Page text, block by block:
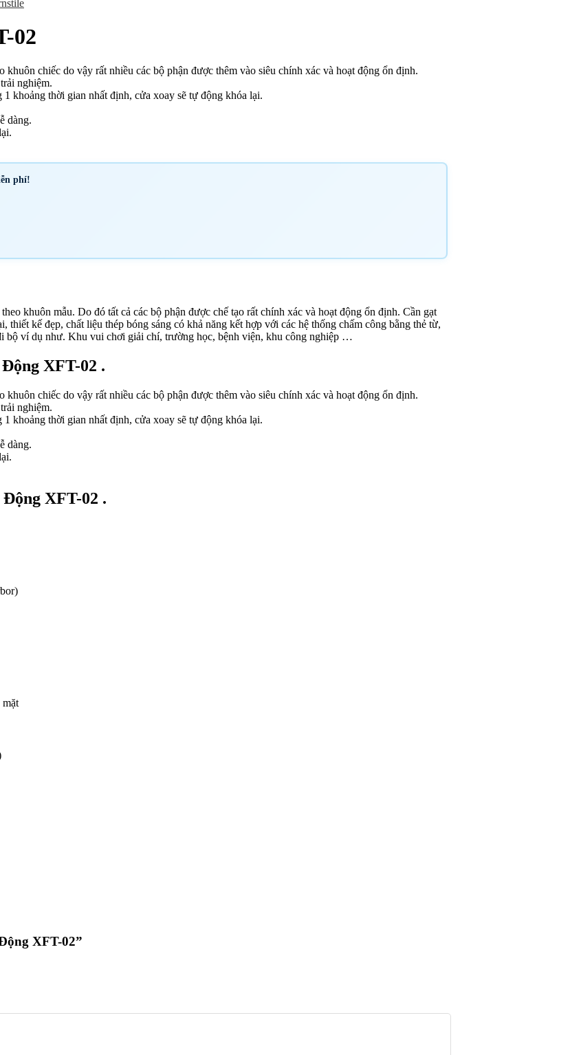
02
khuôn chiếc do vậy rất nhiều các bộ phận được thêm vào siêu chính xác và hoạt động ổn định.
nghiệm.
1 khoảng thời gian nhất định, cửa xoay sẽ tự động khóa lại.
dàng.
phí!
khuôn mẫu. Do đó tất cả các bộ phận được chế tạo rất chính xác và hoạt động ổn định. Cần gạt
kế đẹp, chất liệu thép bóng sáng có khả năng kết hợp với các hệ thống chấm công bằng thẻ từ,
bộ ví dụ như. Khu vui chơi giải chí, trường học, bệnh viện, khu công nghiệp …
XFT-02 .
khuôn chiếc do vậy rất nhiều các bộ phận được thêm vào siêu chính xác và hoạt động ổn định.
nghiệm.
1 khoảng thời gian nhất định, cửa xoay sẽ tự động khóa lại.
dàng.
XFT-02 .
XFT-02”